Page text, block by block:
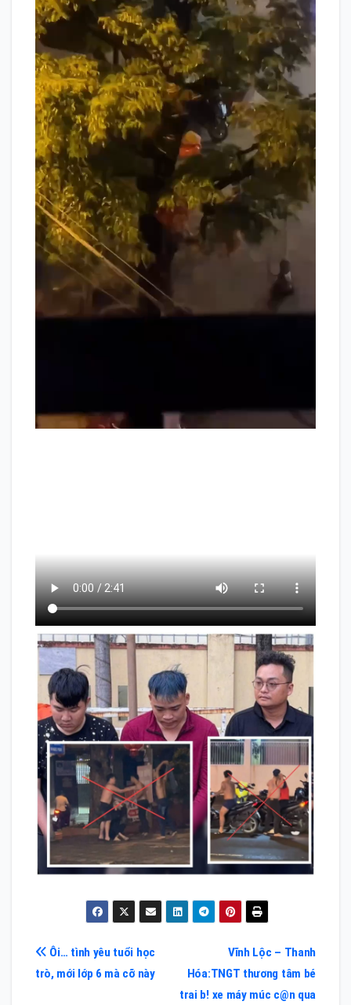
Điều
hướng
Vĩnh Lộc – Thanh
Hóa:TNGT thương tâm bé
trai b! xe máy múc c@n qua
Ôi… tình yêu tuổi học
trò, mới lớp 6 mà cỡ này